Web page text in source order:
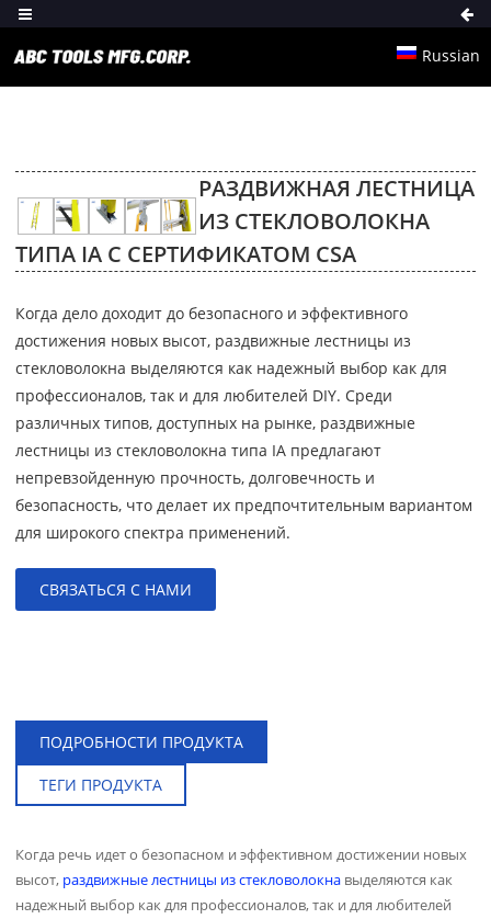
Russian
РАЗДВИЖНАЯ ЛЕСТНИЦА
ИЗ СТЕКЛОВОЛОКНА
ТИПА IA С СЕРТИФИКАТОМ CSA
Когда дело доходит до безопасного и эффективного
достижения новых высот, раздвижные лестницы из
стекловолокна выделяются как надежный выбор как для
профессионалов, так и для любителей DIY. Среди
различных типов, доступных на рынке, раздвижные
лестницы из стекловолокна типа IA предлагают
непревзойденную прочность, долговечность и
безопасность, что делает их предпочтительным вариантом
для широкого спектра применений.
СВЯЗАТЬСЯ С НАМИ
ПОДРОБНОСТИ ПРОДУКТА
ТЕГИ ПРОДУКТА
Когда речь идет о безопасном и эффективном достижении новых
высот, раздвижные лестницы из стекловолокна выделяются как
надежный выбор как для профессионалов, так и для любителей